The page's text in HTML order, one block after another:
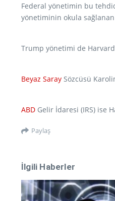
Federal yönetimin bu
yönetiminin okula sağlanan
Trump yönetimi de
Beyaz Saray Sözcüsü
ABD Gelir İdaresi (IRS) ise
Paylaş
İlgili Haberler